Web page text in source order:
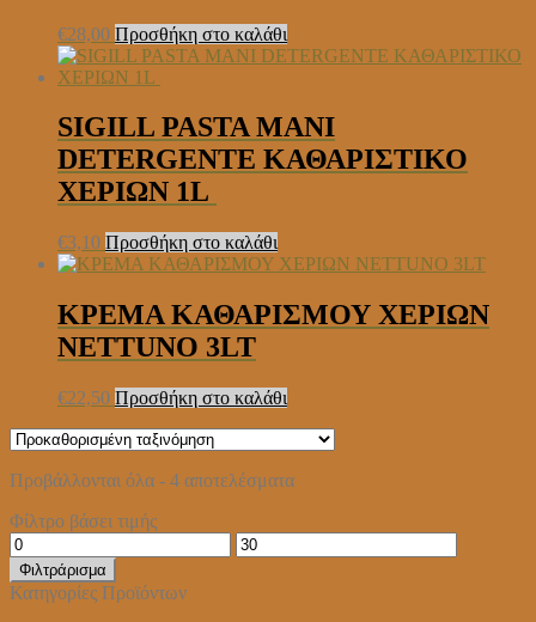
€28,00 Προσθήκη στο καλάθι
SIGILL PASTA MANI
DETERGENTE ΚΑΘΑΡΙΣΤΙΚΟ
ΧΕΡΙΩΝ 1L
€3,10 Προσθήκη στο καλάθι
ΚΡΕΜΑ ΚΑΘΑΡΙΣΜΟΥ ΧΕΡΙΩΝ
NETTUNO 3LT
€22,50 Προσθήκη στο καλάθι
Προβάλλονται όλα - 4 αποτελέσματα
Φίλτρο βάσει τιμής
Ελάχιστη
τιμή
Μέγιστη
τιμή
Φιλτράρισμα
Κατηγορίες Προϊόντων